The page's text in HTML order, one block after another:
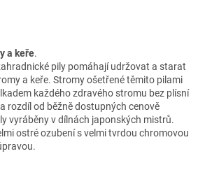
a keře.
pily pomáhají udržovat a starat
a keře. Stromy ošetřené těmito pilami
každého zdravého stromu bez plísní
rozdíl od běžně dostupných cenově
vyráběny v dílnách japonských mistrů.
ostré ozubení s velmi tvrdou chromovou